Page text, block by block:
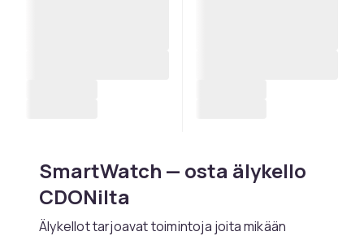
SmartWatch — osta älykello
CDONilta
Älykellot tarjoavat toimintoja joita mikään